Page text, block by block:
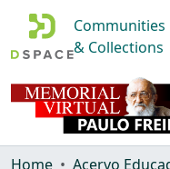
Communities
& Collections
Home